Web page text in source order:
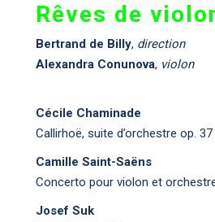
Rêves de
Bertrand de Billy, direction
Alexandra Conunova, violon
Cécile Chaminade
Callirhoë, suite d’orchestre op. 37
Camille Saint-Saëns
Concerto pour violon et
Josef Suk